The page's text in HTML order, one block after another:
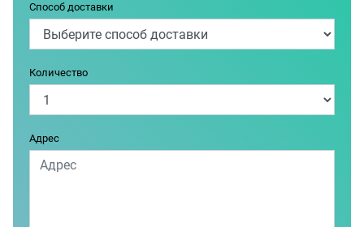
Способ доставки
Количество
Адрес